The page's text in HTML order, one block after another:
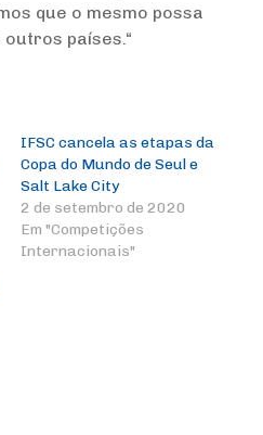
que o mesmo possa
países. “
IFSC cancela as etapas da
Copa do Mundo de Seul e
Salt Lake City
2 de setembro de 2020
Em "Competições
Internacionais"